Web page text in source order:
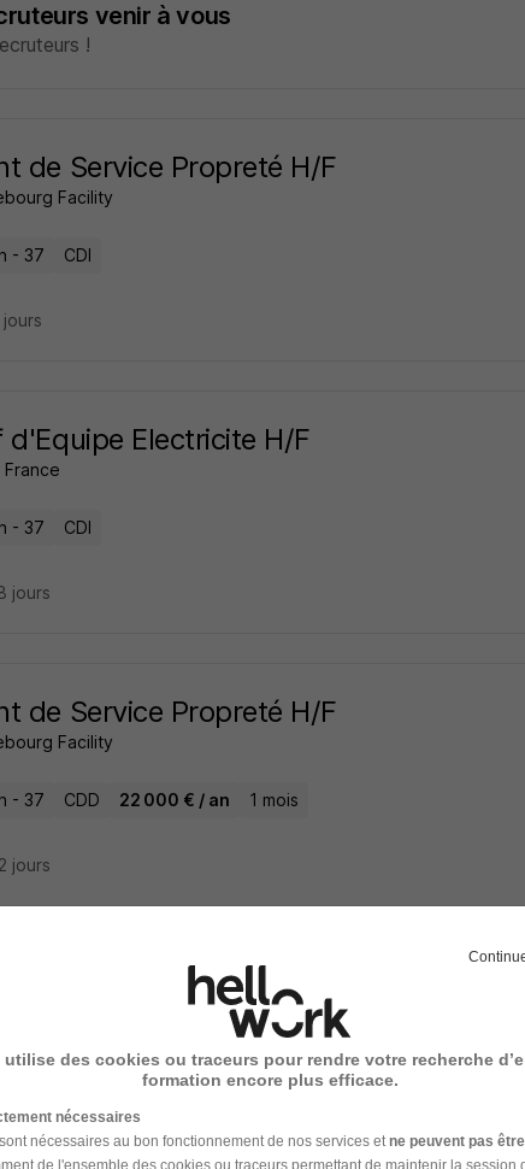
venir à vous
!
de Service Propreté H/F
Facility
- 37 CDI
d'Equipe Electricite H/F
France
- 37 CDI
jours
de Service Propreté H/F
Facility
- 37 CDD 22 000 € / an 1 mois
jours
d'Entretien Polyvalent H/F
- 37 CDD 22 000 € / an 1 mois
jours
utilise des cookies ou traceurs pour rendre votre recherche
formation encore plus efficace.
nécessaires
nécessaires au bon fonctionnement de nos services et ne peuvent pas
de l'ensemble des cookies ou traceurspermettant de maintenir la session